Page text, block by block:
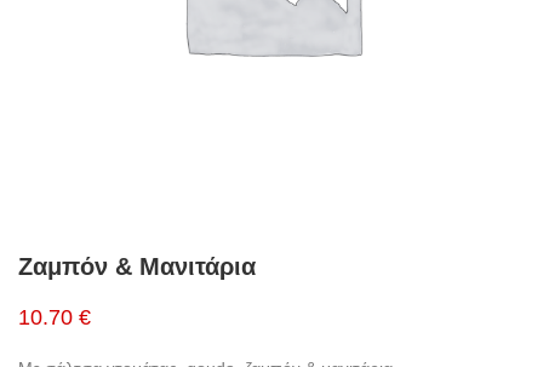
Ζαμπόν & Μανιτάρια
10.70 €